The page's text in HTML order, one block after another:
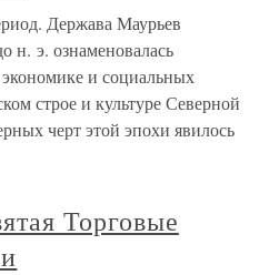
Держава Маурьев
н. э. ознаменовалась
и социальных
строе и культуре Северной
черт этой эпохи явилось
Торговые